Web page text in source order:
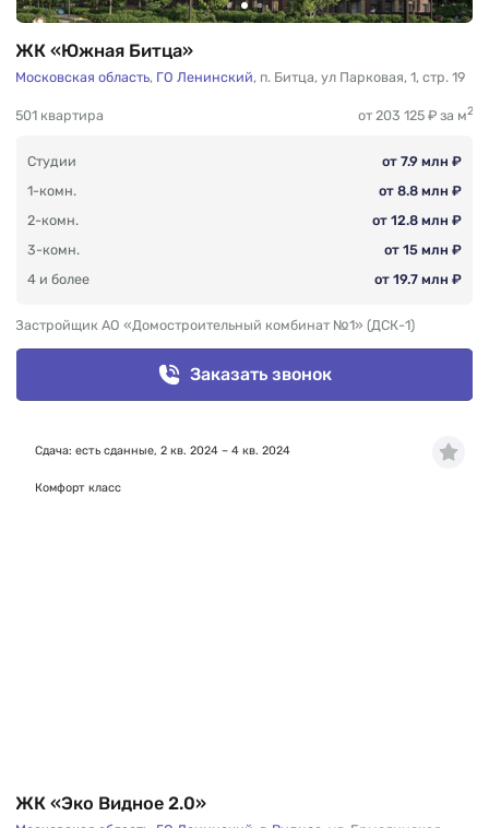
ЖК «Южная Битца»
Московская область, ГО Ленинский, п. Битца, ул Парковая, 1, стр. 19
501 квартира от 203 125 ₽ за м2
Студии
от 7.9 млн ₽
1-комн.
от 8.8 млн ₽
2-комн.
от 12.8 млн ₽
3-комн.
от 15 млн ₽
4 и более
от 19.7 млн ₽
Застройщик АО «Домостроительный комбинат №1» (ДСК-1)
Заказать звонок
ЖК «Эко Видное 2.0»
Сдача: есть сданные, 2 кв. 2024 – 4 кв. 2024
Комфорт класс